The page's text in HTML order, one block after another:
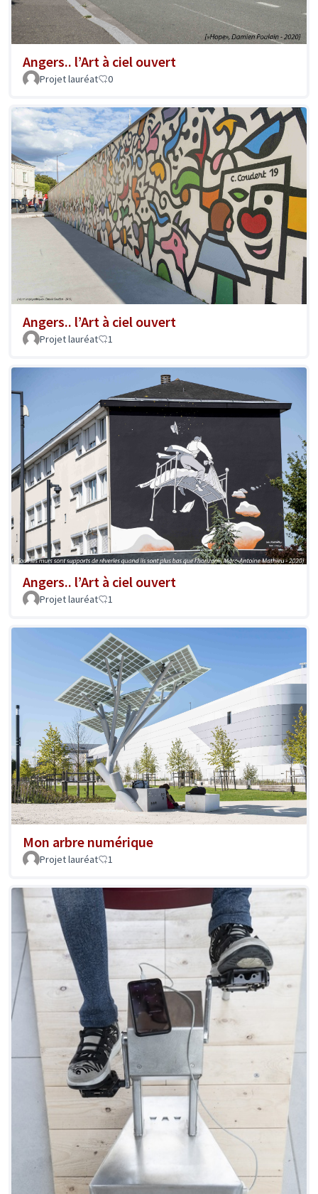
Angers.. l’Art à ciel ouvert
Projet lauréat 0
Angers.. l’Art à ciel ouvert
Projet lauréat 1
Angers.. l’Art à ciel ouvert
Projet lauréat 1
Mon arbre numérique
Projet lauréat 1